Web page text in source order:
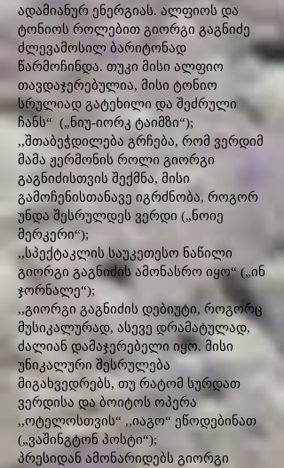
ადამიანურ ენერგიას. ალფიოს და
ტონიოს როლებით გიორგი გაგნიძე
ძლევამოსილ ბარიტონად
წარმოჩინდა. თუკი მისი ალფიო
თავდაჯერებულია, მისი ტონიო
სრულიად გატეხილი და შეძრული
ჩანს“ („ნიუ-იორკ ტაიმზი“);
,,შთაბეჭდილება გრჩება, რომ ვერდიმ
მამა ჟერმონის როლი გიორგი
გაგნიძისთვის შექმნა, მისი
გამოჩენისთანავე იგრძნობა, როგორ
უნდა შესრულდეს ვერდი („ნოიე
მერკერი“);
,,სპექტაკლის საუკეთესო ნაწილი
გიორგი გაგნიძის ამონასრო იყო“ („ინ
ჯორნალე“);
,,გიორგი გაგნიძის დებიუტი, როგორც
მუსიკალურად, ასევე დრამატულად,
ძალიან დამაჯერებელი იყო. მისი
უნიკალური შესრულება
მიგახვედრებს, თუ რატომ სურდათ
ვერდისა და ბოიტოს ოპერა
,,ოტელოსთვის“ ,,იაგო“ ეწოდებინათ
(„ვაშინგტონ პოსტი“);
პრესიდან ამონარიდებს გიორგი